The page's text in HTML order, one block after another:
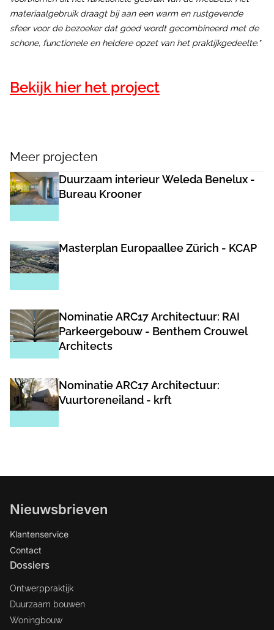
materiaalgebruik draagt bij aan een warm en rustgevende
sfeer voor de bezoeker dat goed wordt gecombineerd met de
schone, functionele en heldere opzet van het praktijkgedeelte."
Bekijk hier het project
Meer projecten
Duurzaam interieur Weleda Benelux -
Bureau Krooner
Masterplan Europaallee Zürich - KCAP
Nominatie ARC17 Architectuur: RAI
Parkeergebouw - Benthem Crouwel
Architects
Nominatie ARC17 Architectuur:
Vuurtoreneiland - krft
Nieuwsbrieven
Klantenservice
Contact
Dossiers
Ontwerppraktijk
Duurzaam bouwen
Woningbouw